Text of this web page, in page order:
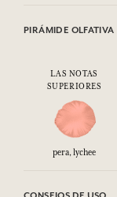
PIRÁMIDE OLFATIVA
LAS NOTAS
SUPERIORES
pera, lychee